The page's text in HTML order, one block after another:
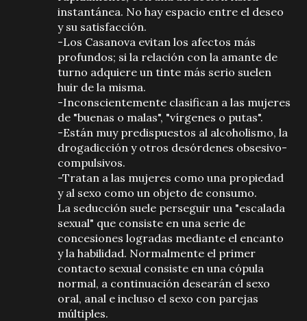
instantánea. No hay espacio entre el deseo
y su satisfacción.
-Los Casanova evitan los afectos más
profundos; si la relación con la amante de
turno adquiere un tinte más serio suelen
huir de la misma.
-Inconscientemente clasifican a las mujeres
de "buenas o malas", "vírgenes o putas".
-Están muy predispuestos al alcoholismo, la
drogadicción y otros desórdenes obsesivo-
compulsivos.
-Tratan a las mujeres como una propiedad
y al sexo como un objeto de consumo.
La seducción suele perseguir una "escalada
sexual" que consiste en una serie de
concesiones logradas mediante el encanto
y la habilidad. Normalmente el primer
contacto sexual consiste en una cópula
normal, a continuación desearán el sexo
oral, anal e incluso el sexo con parejas
múltiples.